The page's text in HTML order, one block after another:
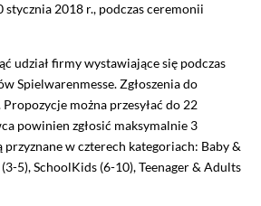
stycznia 2018 r., podczas ceremonii
udział firmy wystawiające się podczas
Spielwarenmesse. Zgłoszenia do
Propozycje można przesyłać do 22
powinien zgłosić maksymalnie 3
przyznane w czterech kategoriach: Baby &
5), SchoolKids (6-10), Teenager & Adults